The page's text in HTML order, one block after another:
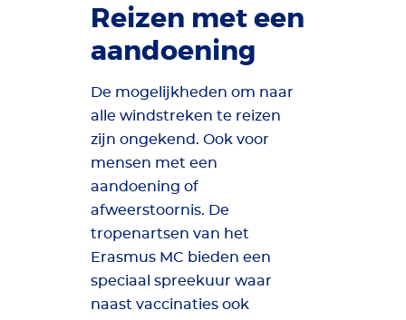
Reizen met een
aandoening
De mogelijkheden om naar
alle windstreken te reizen
zijn ongekend. Ook voor
mensen met een
aandoening of
afweerstoornis. De
tropenartsen van het
Erasmus MC bieden een
speciaal spreekuur waar
naast vaccinaties ook